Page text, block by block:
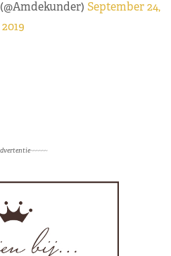
September 24,
2019